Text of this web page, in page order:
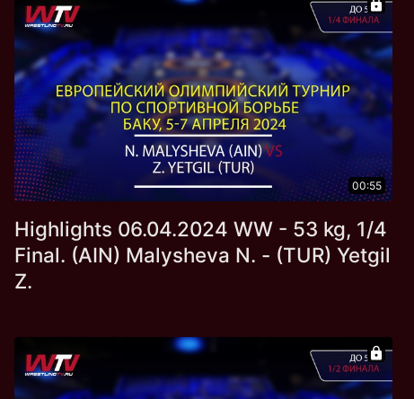
00:55
Highlights 06.04.2024 WW - 53 kg, 1/4
Final. (AIN) Malysheva N. - (TUR) Yetgil
Z.